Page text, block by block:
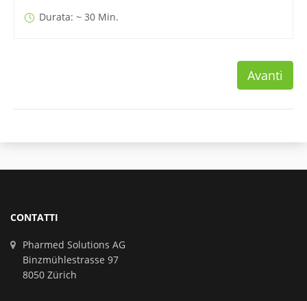
Durata: ~ 30 Min.
Avanti
CONTATTI
Pharmed Solutions AG
Binzmühlestrasse 97
8050 Zürich